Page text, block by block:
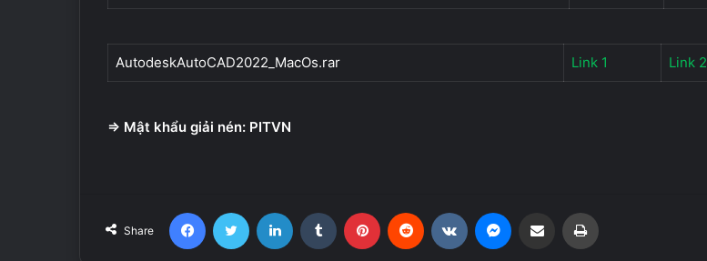
AutodeskAutoCAD2022_MacOs.rar Link 1 Link 2
=> Mật khẩu giải nén: PITVN
Share
FacebookTwitter LinkedIn Tumblr Pinterest Reddit VKontakteMessenger
Share via Email